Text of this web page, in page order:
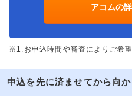
アコムの
※1.お申込時間や審査によりご希
申込を先に済ませてから向か